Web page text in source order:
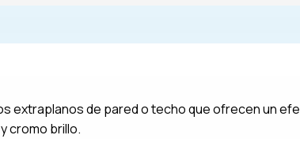
extraplanos de pared o techo que ofrecen un
cromo brillo.